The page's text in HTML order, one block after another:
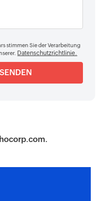
stimmen Sie der Verarbeitung
Datenschutzrichtlinie.